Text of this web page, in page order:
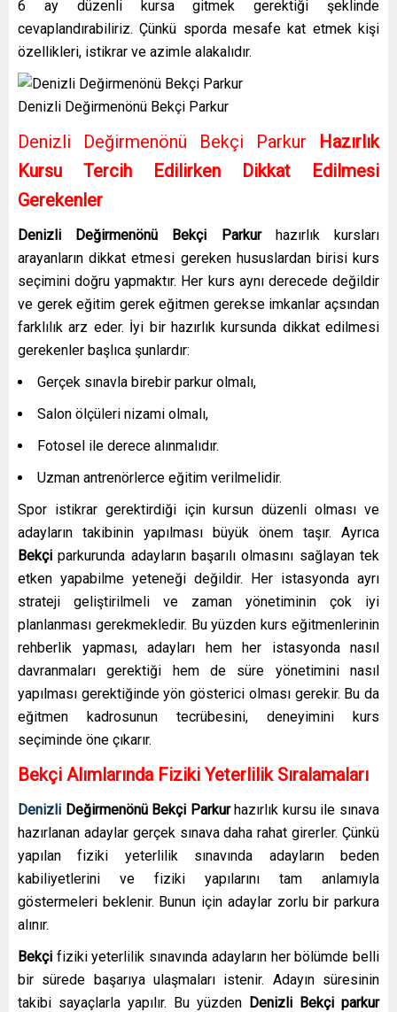
6 ay düzenli kursa gitmek gerektiği şeklinde
cevaplandırabiliriz. Çünkü sporda mesafe kat etmek kişi
özellikleri, istikrar ve azimle alakalıdır.
Denizli Değirmenönü Bekçi Parkur
Denizli Değirmenönü Bekçi Parkur
Hazırlık
Kursu Tercih Edilirken Dikkat Edilmesi
Gerekenler
Denizli Değirmenönü Bekçi Parkur hazırlık kursları
arayanların dikkat etmesi gereken hususlardan birisi kurs
seçimini doğru yapmaktır. Her kurs aynı derecede değildir
ve gerek eğitim gerek eğitmen gerekse imkanlar açsından
farklılık arz eder. İyi bir hazırlık kursunda dikkat edilmesi
gerekenler başlıca şunlardır:
Gerçek sınavla birebir parkur olmalı,
Salon ölçüleri nizami olmalı,
Fotosel ile derece alınmalıdır.
Uzman antrenörlerce eğitim verilmelidir.
Spor istikrar gerektirdiği için kursun düzenli olması ve
adayların takibinin yapılması büyük önem taşır. Ayrıca
Bekçi parkurunda adayların başarılı olmasını sağlayan tek
etken yapabilme yeteneği değildir. Her istasyonda ayrı
strateji geliştirilmeli ve zaman yönetiminin çok iyi
planlanması gerekmekledir. Bu yüzden kurs eğitmenlerinin
rehberlik yapması, adayları hem her istasyonda nasıl
davranmaları gerektiği hem de süre yönetimini nasıl
yapılması gerektiğinde yön gösterici olması gerekir. Bu da
eğitmen kadrosunun tecrübesini, deneyimini kurs
seçiminde öne çıkarır.
Bekçi Alımlarında Fiziki Yeterlilik Sıralamaları
Denizli Değirmenönü Bekçi Parkur hazırlık kursu ile sınava
hazırlanan adaylar gerçek sınava daha rahat girerler. Çünkü
yapılan fiziki yeterlilik sınavında adayların beden
kabiliyetlerini ve fiziki yapılarını tam anlamıyla
göstermeleri beklenir. Bunun için adaylar zorlu bir parkura
alınır.
Bekçi fiziki yeterlilik sınavında adayların her bölümde belli
bir sürede başarıya ulaşmaları istenir. Adayın süresinin
takibi sayaçlarla yapılır. Bu yüzden Denizli Bekçi parkur